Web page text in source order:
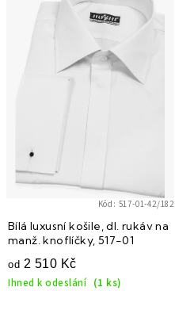
u
t
ů
Bílá luxusní košile, dl. rukáv na
manž. knoflíčky, 517-01
od 2 510 Kč
Ihned k odeslání (1 ks)
Kód: 517-01-42/182